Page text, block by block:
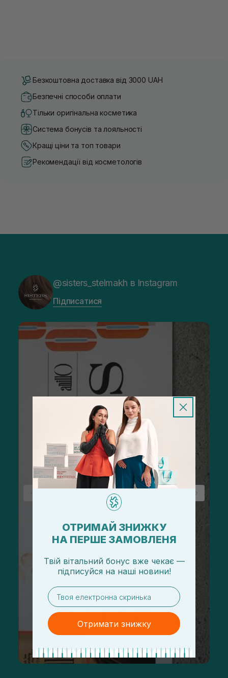
Безкоштовна доставка від 3000 UAH
Безпечні способи оплати
Тільки оригінальна косметика
Система бонусів та лояльності
Кращі ціни та топ товари
Рекомендації від косметологів
@sisters_stelmakh в Instagram
Підписатися
ОТРИМАЙ ЗНИЖКУ
НА ПЕРШЕ ЗАМОВЛЕНЯ
Твій вітальний бонус вже чекає —
підписуйся на наші новини!
email
Отримати знижку